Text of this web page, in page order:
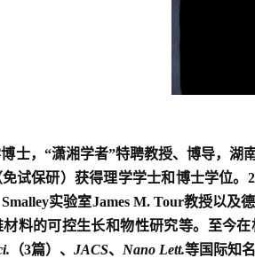
士，“潇湘学者”特聘教授、博导，湖
试保研）获得理学学士和博士学位。
Smalley实验室James M. Tour教授以及
料的可控生长和物性研究等。至今
（3篇）、JACS、 Nano Lett.等国际知